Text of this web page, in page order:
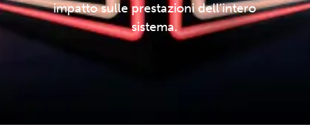
impatto sulle prestazioni dell'intero
sistema.